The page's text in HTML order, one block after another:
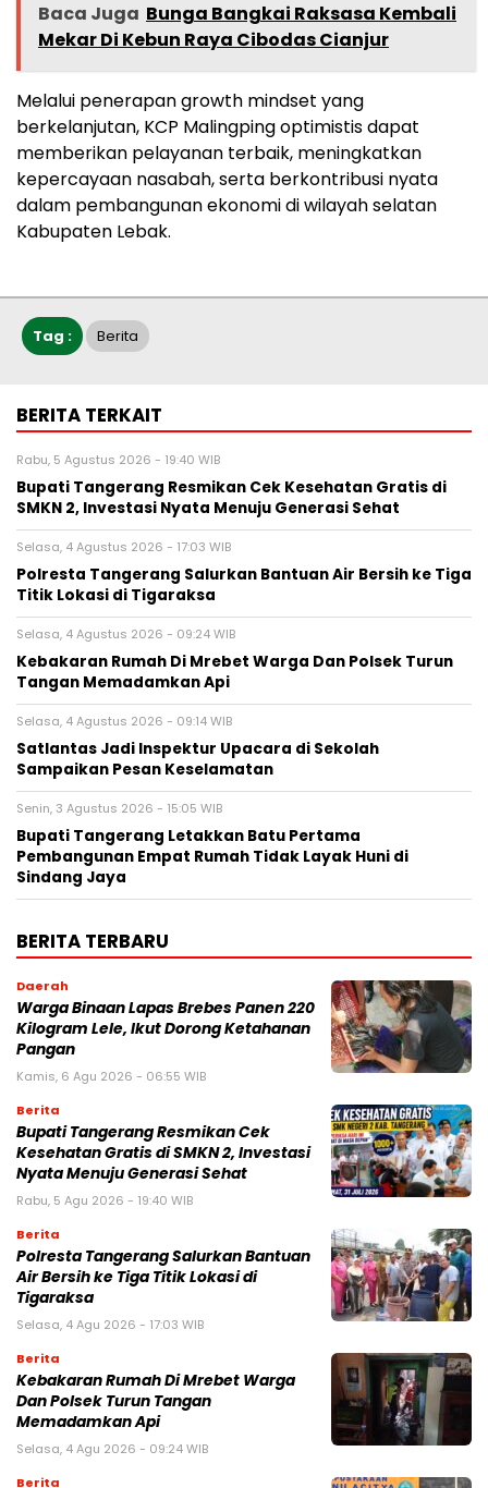
Baca Juga Bunga Bangkai Raksasa Kembali
Mekar Di Kebun Raya Cibodas Cianjur
Melalui penerapan growth mindset yang
berkelanjutan, KCP Malingping optimistis dapat
memberikan pelayanan terbaik, meningkatkan
kepercayaan nasabah, serta berkontribusi nyata
dalam pembangunan ekonomi di wilayah selatan
Kabupaten Lebak.
Tag : Berita
BERITA TERKAIT
Rabu, 5 Agustus 2026 - 19:40 WIB
‎Bupati Tangerang Resmikan Cek Kesehatan Gratis di
SMKN 2, Investasi Nyata Menuju Generasi Sehat
Selasa, 4 Agustus 2026 - 17:03 WIB
Polresta Tangerang Salurkan Bantuan Air Bersih ke Tiga
Titik Lokasi di Tigaraksa
Selasa, 4 Agustus 2026 - 09:24 WIB
Kebakaran Rumah Di Mrebet Warga Dan Polsek Turun
Tangan Memadamkan Api
Selasa, 4 Agustus 2026 - 09:14 WIB
Satlantas Jadi Inspektur Upacara di Sekolah
Sampaikan Pesan Keselamatan
Senin, 3 Agustus 2026 - 15:05 WIB
Bupati Tangerang Letakkan Batu Pertama
Pembangunan Empat Rumah Tidak Layak Huni di
Sindang Jaya
BERITA TERBARU
Daerah
Warga Binaan Lapas Brebes Panen 220
Kilogram Lele, Ikut Dorong Ketahanan
Pangan
Kamis, 6 Agu 2026 - 06:55 WIB
Berita
‎Bupati Tangerang Resmikan Cek
Kesehatan Gratis di SMKN 2, Investasi
Nyata Menuju Generasi Sehat
Rabu, 5 Agu 2026 - 19:40 WIB
Berita
Polresta Tangerang Salurkan Bantuan
Air Bersih ke Tiga Titik Lokasi di
Tigaraksa
Selasa, 4 Agu 2026 - 17:03 WIB
Berita
Kebakaran Rumah Di Mrebet Warga
Dan Polsek Turun Tangan
Memadamkan Api
Selasa, 4 Agu 2026 - 09:24 WIB
Berita